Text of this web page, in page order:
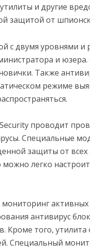
и другие
защитой от
с двумя уровнями и
и
Также
режиме
проводит
Специальные
защиты от
легко
антивирус
Кроме того,
Специальный